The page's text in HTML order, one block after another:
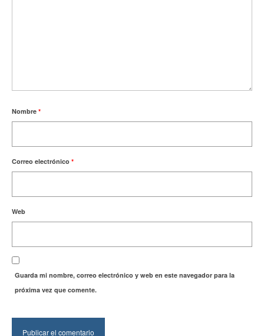
Nombre *
Correo electrónico *
Web
Guarda mi nombre, correo electrónico y web en este navegador para la
próxima vez que comente.